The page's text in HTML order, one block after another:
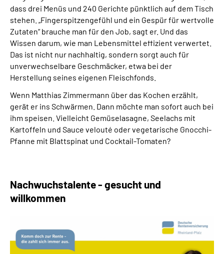
dass drei Menüs und 240 Gerichte pünktlich auf dem Tisch
stehen. „Fingerspitzengefühl und ein Gespür für wertvolle
Zutaten“brauche man für den Job, sagt er. Und das
Wissen darum, wie man Lebensmittel effizient verwertet.
Das ist nicht nur nachhaltig, sondern sorgt auch für
unverwechselbare Geschmäcker, etwa bei der
Herstellung seines eigenen Fleischfonds.
Wenn Matthias Zimmermann über das Kochen erzählt,
gerät er ins Schwärmen. Dann möchte man sofort auch bei
ihm speisen. Vielleicht Gemüselasagne, Seelachs mit
Kartoffeln und Sauce velouté oder vegetarische Gnocchi-
Pfanne mit Blattspinat und Cocktail-Tomaten?
Nachwuchstalente - gesucht und
willkommen